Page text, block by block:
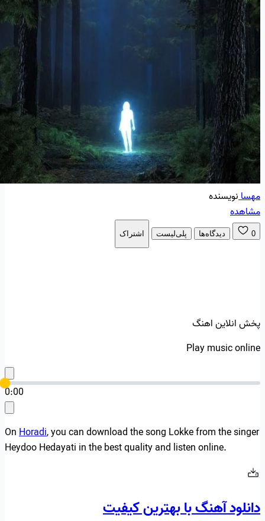
مهسانویسنده
مشاهده
0 دیدگاه‌ها پلی‌لیست اشتراک
پخش انلاین اهنگ
Play music online
0:00
OnHoradi, you can download the song Lokke from the singer
Heydoo Hedayati in the best quality and listen online.
دانلود آهنگ با بهترین کیفیت